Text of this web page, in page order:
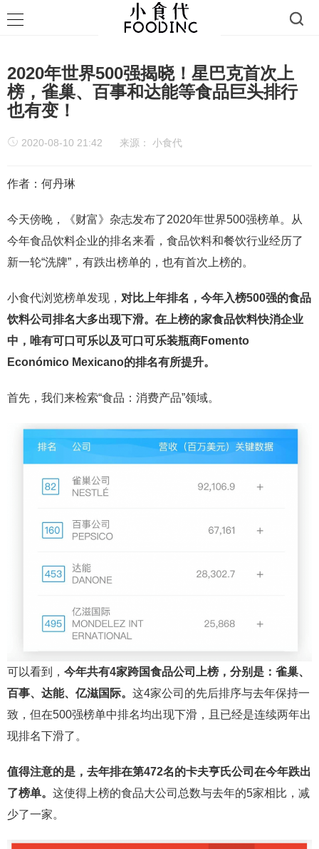
2020年世界500强揭晓！星巴克首次上
榜，雀巢、百事和达能等食品巨头排行
也有变！
2020-08-10 21:42 来源： 小食代
作者：何丹琳
今天傍晚，《财富》杂志发布了2020年世界500强榜单。从
今年食品饮料企业的排名来看，食品饮料和餐饮行业经历了
新一轮“洗牌”，有跌出榜单的，也有首次上榜的。
小食代浏览榜单发现， 对比上年排名，今年入榜500强的食品
饮料公司排名大多出现下滑。在上榜的家食品饮料快消企业
中，唯有可口可乐以及可口可乐装瓶商Fomento
Económico Mexicano的排名有所提升。
首先，我们来检索“食品：消费产品”领域。
可以看到， 今年共有4家跨国食品公司上榜，分别是：雀巢、
百事、达能、亿滋国际。 这4家公司的先后排序与去年保持一
致，但在500强榜单中排名均出现下滑，且已经是连续两年出
现排名下滑了。
值得注意的是，去年排在第472名的卡夫亨氏公司在今年跌出
了榜单。 这使得上榜的食品大公司总数与去年的5家相比，减
少了一家。